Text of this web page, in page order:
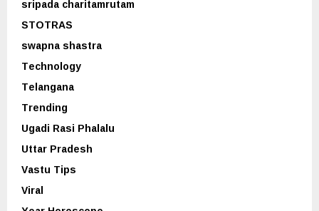
sripada charitamrutam
STOTRAS
swapna shastra
Technology
Telangana
Trending
Ugadi Rasi Phalalu
Uttar Pradesh
Vastu Tips
Viral